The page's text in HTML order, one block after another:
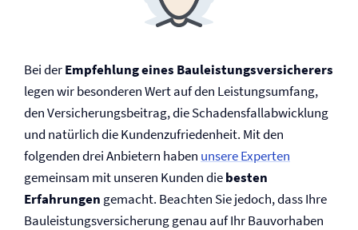
Bei derEmpfehlung eines Bauleistungs­versicherers
legen wir besonderen Wert auf den Leistungsumfang,
den Versicherungsbeitrag, die Schadensfallabwicklung
und natürlich die Kunden­zufriedenheit. Mit den
folgenden drei Anbietern haben unsere Experten
gemeinsam mit unseren Kunden diebesten
Erfahrungen gemacht. Beachten Sie jedoch, dass Ihre
Bauleistungs­versicherung genau auf Ihr Bauvorhaben